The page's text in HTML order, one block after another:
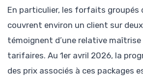
En particulier, les forfaits groupés
couvrent environ un client sur
témoignent d’une relative maîtrise
tarifaires. Au 1er avril 2026, la
des prix associés à ces packages